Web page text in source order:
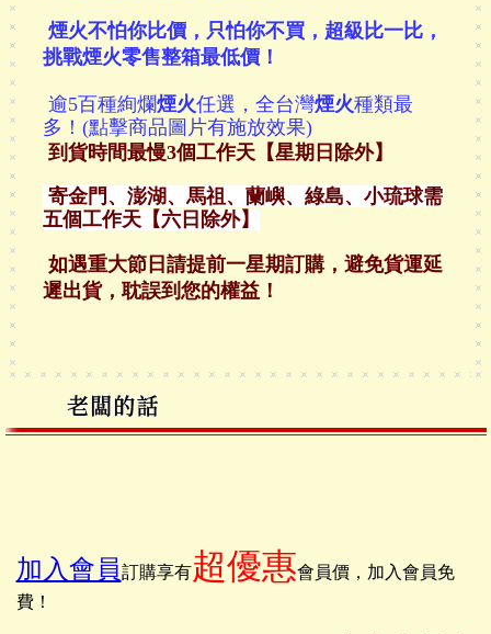
煙火不怕你比價，只怕你不買，超級比一比，
挑戰煙火零售整箱最低價！
逾5百種絢爛煙火任選，全台灣煙火種類最
多！(點擊商品圖片有施放效果)
到貨時間最慢3個工作天【星期日除外】
寄金門、澎湖、馬祖、蘭嶼、綠島、小琉球需
五個工作天【六日除外】
如遇重大節日請提前一星期訂購，避免貨運延
遲出貨，耽誤到您的權益！
加入會員訂購享有超優惠會員價，加入會員免
費！